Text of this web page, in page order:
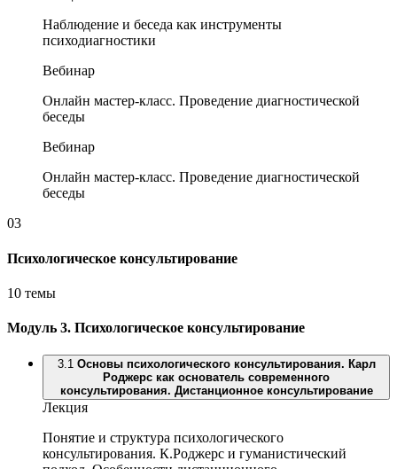
Наблюдение и беседа как инструменты
психодиагностики
Вебинар
Онлайн мастер-класс. Проведение диагностической
беседы
Вебинар
Онлайн мастер-класс. Проведение диагностической
беседы
03
Психологическое консультирование
10 темы
Модуль 3. Психологическое консультирование
3.1 Основы психологического консультирования. Карл
Роджерс как основатель современного
консультирования. Дистанционное консультирование
Лекция
Понятие и структура психологического
консультирования. К.Роджерс и гуманистический